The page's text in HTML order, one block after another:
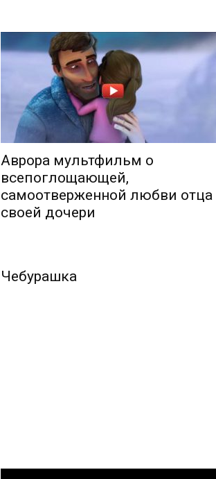
Аврора мультфильм о
всепоглощающей,
самоотверженной любви отца
своей дочери
Чебурашка